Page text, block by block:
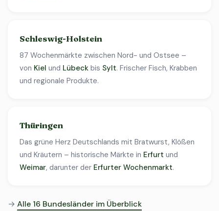
Schleswig-Holstein
87 Wochenmärkte zwischen Nord- und Ostsee –
von Kiel und Lübeck bis Sylt. Frischer Fisch, Krabben
und regionale Produkte.
Thüringen
Das grüne Herz Deutschlands mit Bratwurst, Klößen
und Kräutern – historische Märkte in Erfurt und
Weimar, darunter der Erfurter Wochenmarkt.
→ Alle 16 Bundesländer im Überblick